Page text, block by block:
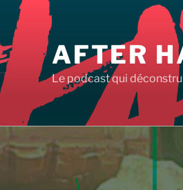
AFTER
Le podcast qui